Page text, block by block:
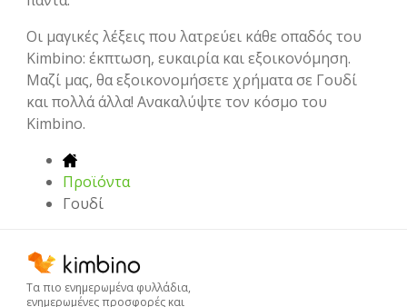
Οι μαγικές λέξεις που λατρεύει κάθε οπαδός του
Kimbino: έκπτωση, ευκαιρία και εξοικονόμηση.
Μαζί μας, θα εξοικονομήσετε χρήματα σε Γουδί
και πολλά άλλα! Ανακαλύψτε τον κόσμο του
Kimbino.
Προϊόντα
Γουδί
Τα πιο ενημερωμένα φυλλάδια,
ενημερωμένες προσφορές και